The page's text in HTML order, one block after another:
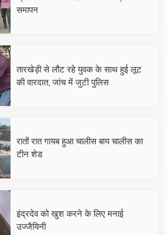
समापन
तारखेड़ी से लौट रहे युवक के साथ हुई लूट
की वारदात, जांच में जुटी पुलिस
रातों रात गायब हुआ चालीस बाय चालीस का
टीन शेड
इंद्रदेव को खुश करने के लिए मनाई
उज्जैयिनी